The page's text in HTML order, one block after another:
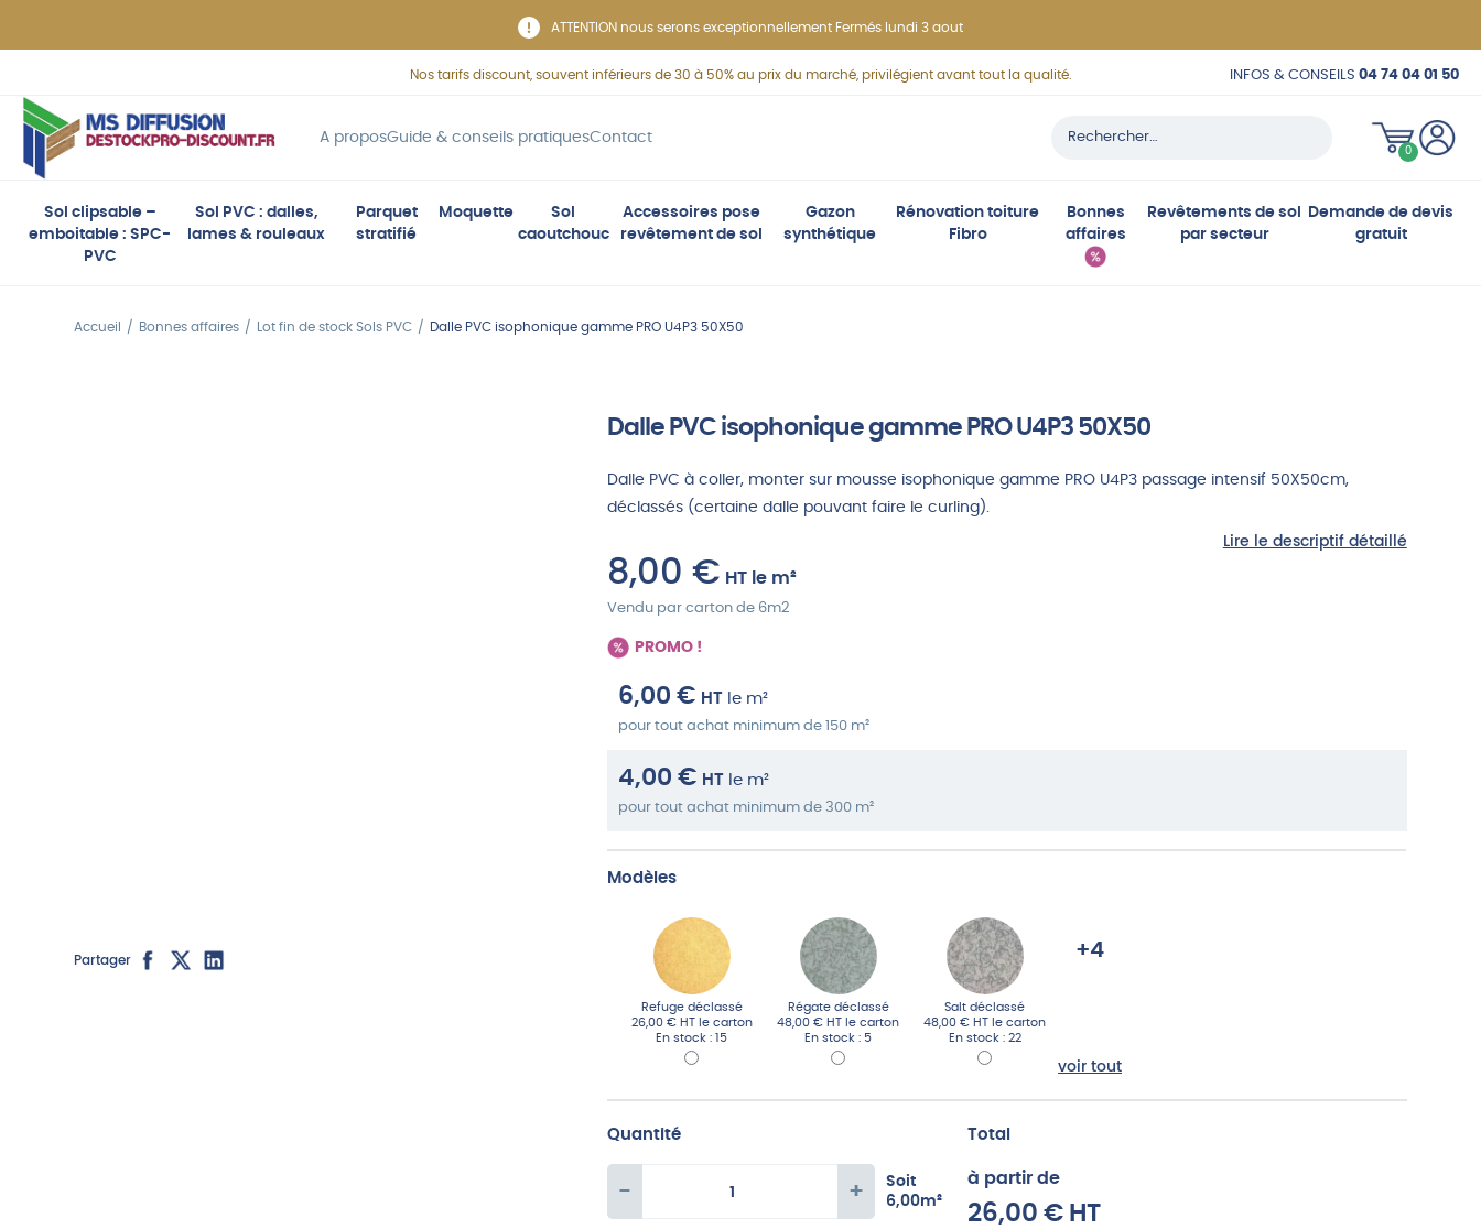
ATTENTION nous serons exceptionnellement Fermés lundi 3 aout
Nos tarifs discount, souvent inférieurs de 30 à 50% au prix du marché, privilégient avant tout la qualité. INFOS & CONSEILS 04 74 04 01 50
A proposGuide & conseils pratiquesContact Rechercher :
0
C
n
Sol clipsable –
emboitable : SPC-
PVC
Sol PVC : dalles,
lames & rouleaux
Parquet
stratifié
Moquette
Sol
caoutchouc
Accessoires pose
revêtement de sol
Gazon
synthétique
Rénovation toiture
Fibro
Bonnes
affaires
Revêtements de sol
par secteur
Demande de devis
gratuit
Accueil Bonnes affaires Lot fin de stock Sols PVC Dalle PVC isophonique gamme PRO U4P3 50X50
Partager
Dalle PVC isophonique gamme PRO U4P3 50X50
Dalle PVC à coller, monter sur mousse isophonique gamme PRO U4P3 passage intensif 50X50cm,
déclassés (certaine dalle pouvant faire le curling).
Lire le descriptif détaillé
8,00€ HT le m²
Vendu par carton de 6m2
PROMO !
6,00€ HT le m²
pour tout achat minimum de 150 m²
4,00€ HT le m²
pour tout achat minimum de 300 m²
Modèles
Refuge déclassé
26,00 € HT le carton
En stock : 15
Régate déclassé
48,00 € HT le carton
En stock : 5
Salt déclassé
48,00 € HT le carton
En stock : 22
+4
voir tout
Quantité
- +
Soit
6,00m²
Total
à partir de
26,00 €HT